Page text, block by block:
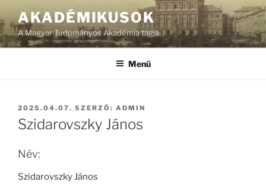
AKADÉMIKUSOK
A Magyar Tudományos Akadémia tagjai
Menü
BEKÜLDVE:
2025.04.07. SZERZŐ: ADMIN
Szidarovszky János
Név:
Szidarovszky János